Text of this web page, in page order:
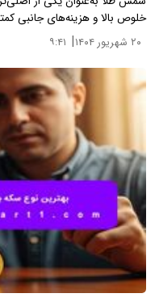
خلوص بالا و هزینه‌های جانبی
۲۰ شهریور ۱۴۰۴ | ۹:۴۱